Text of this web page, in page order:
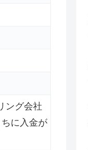
ング会社
に入金が